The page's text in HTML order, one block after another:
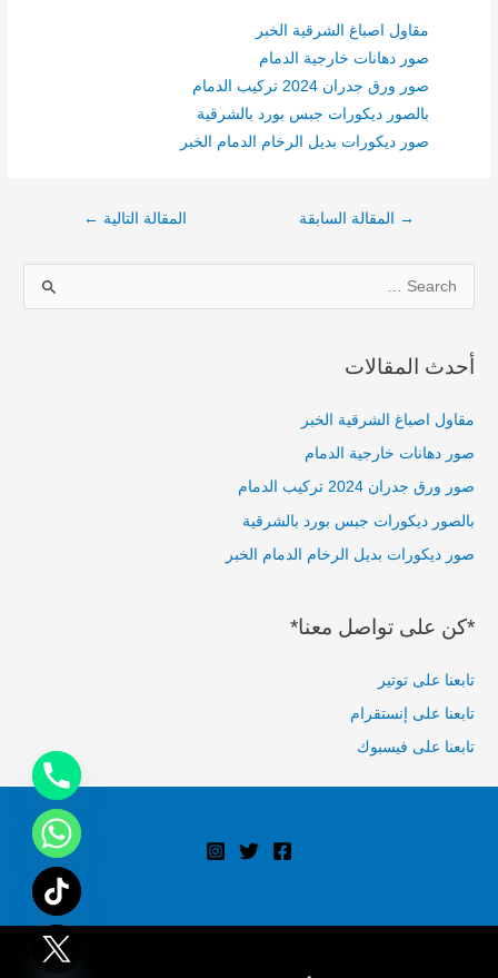
مقاول اصباغ الشرقية الخبر
صور دهانات خارجية الدمام
صور ورق جدران 2024 تركيب الدمام
بالصور ديكورات جبس بورد بالشرقية
صور ديكورات بديل الرخام الدمام الخبر
→ المقالة السابقة المقالة التالية ←
a
r
:
أحدث المقالات
مقاول اصباغ الشرقية الخبر
صور دهانات خارجية الدمام
صور ورق جدران 2024 تركيب الدمام
بالصور ديكورات جبس بورد بالشرقية
صور ديكورات بديل الرخام الدمام الخبر
*كن على تواصل معنا*
تابعنا على توتير
تابعنا على إنستقرام
تابعنا على فيسبوك